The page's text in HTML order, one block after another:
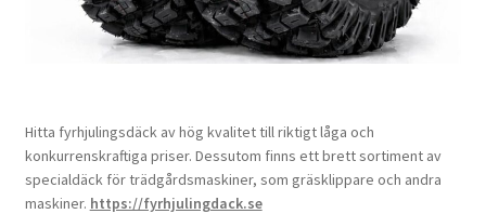
Hitta fyrhjulingsdäck av hög kvalitet till riktigt låga och
konkurrenskraftiga priser. Dessutom finns ett brett sortiment av
specialdäck för trädgårdsmaskiner, som gräsklippare och andra
maskiner. https://fyrhjulingdack.se